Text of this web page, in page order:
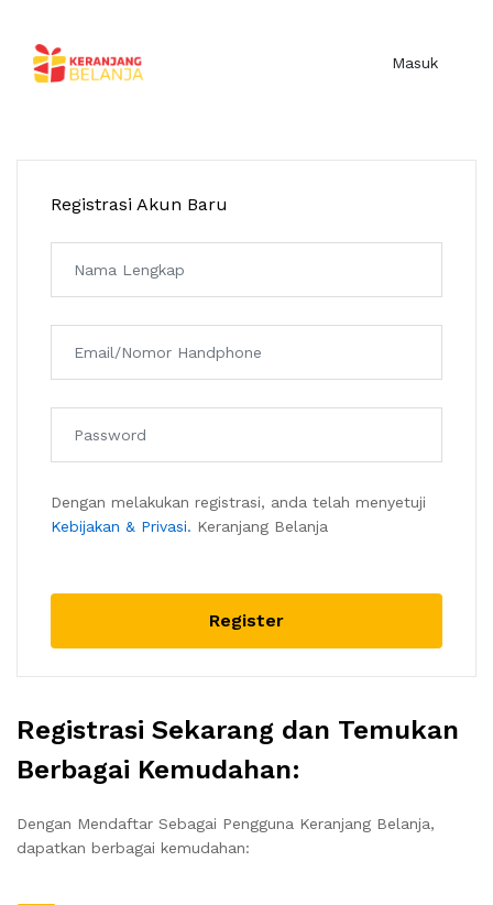
Masuk
Registrasi Akun Baru
Dengan melakukan registrasi, anda telah menyetuji
Kebijakan & Privasi. Keranjang Belanja
Register
Registrasi Sekarang dan Temukan
Berbagai Kemudahan:
Dengan Mendaftar Sebagai Pengguna Keranjang Belanja,
dapatkan berbagai kemudahan: